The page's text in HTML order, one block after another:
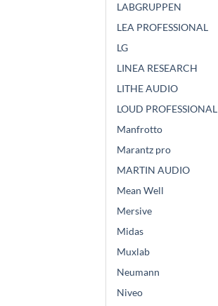
LABGRUPPEN
LEA PROFESSIONAL
LG
LINEA RESEARCH
LITHE AUDIO
LOUD PROFESSIONAL
Manfrotto
Marantz pro
MARTIN AUDIO
Mean Well
Mersive
Midas
Muxlab
Neumann
Niveo